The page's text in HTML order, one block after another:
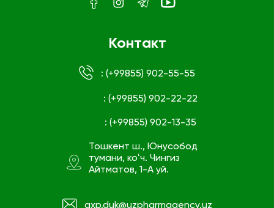
Контакт
: (+99855) 902-55-55
: (+99855) 902-22-22
: (+99855) 902-13-35
Тошкент ш., Юнусобод
тумани, коʻч. Чингиз
Айтматов, 1-А уй.
gxp.duk@uzpharmagency.uz